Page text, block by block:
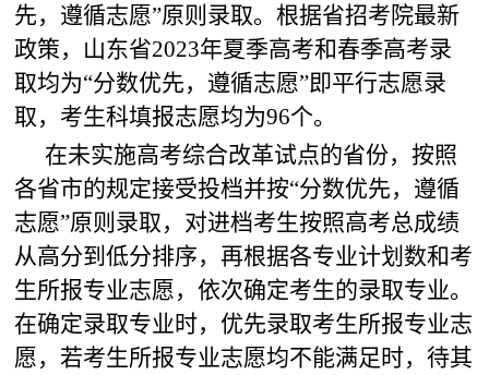
先，遵循志愿”原则录取。根据省招考院最新
政策，山东省2023年夏季高考和春季高考录
取均为“分数优先，遵循志愿”即平行志愿录
取，考生科填报志愿均为96个。
在未实施高考综合改革试点的省份，按照
各省市的规定接受投档并按“分数优先，遵循
志愿”原则录取，对进档考生按照高考总成绩
从高分到低分排序，再根据各专业计划数和考
生所报专业志愿，依次确定考生的录取专业。
在确定录取专业时，优先录取考生所报专业志
愿，若考生所报专业志愿均不能满足时，待其